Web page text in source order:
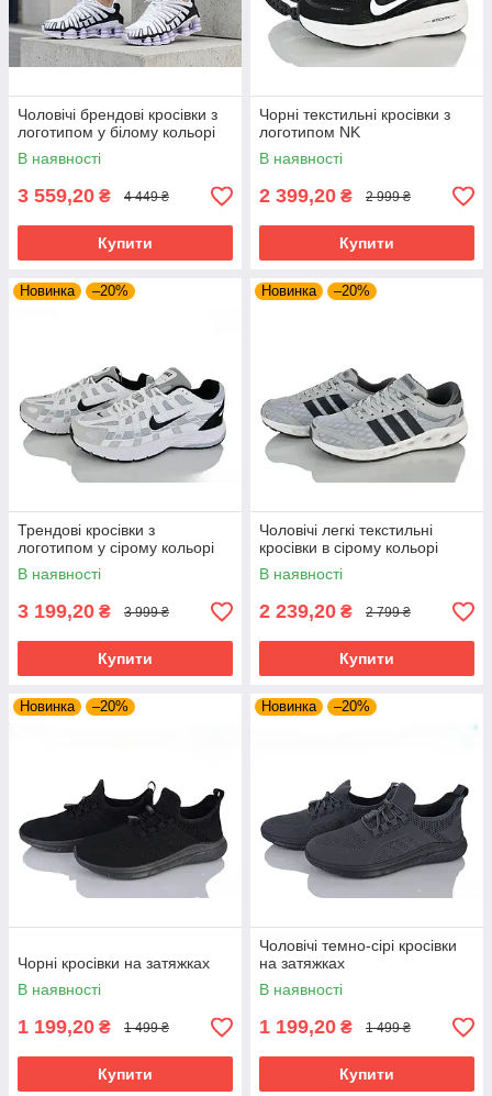
Чоловічі брендові кросівки з
логотипом у білому кольорі
В наявності
3 559,20 ₴ 4 449 ₴
Купити
Чорні текстильні кросівки з
логотипом NK
В наявності
2 399,20 ₴ 2 999 ₴
Купити
Новинка –20%
Трендові кросівки з
логотипом у сірому кольорі
В наявності
3 199,20 ₴ 3 999 ₴
Купити
Новинка –20%
Чоловічі легкі текстильні
кросівки в сірому кольорі
В наявності
2 239,20 ₴ 2 799 ₴
Купити
Новинка –20%
Чорні кросівки на затяжках
В наявності
1 199,20 ₴ 1 499 ₴
Купити
Новинка –20%
Чоловічі темно-сірі кросівки
на затяжках
В наявності
1 199,20 ₴ 1 499 ₴
Купити